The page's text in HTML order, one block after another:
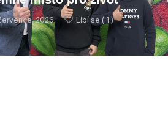
2026 Líbí se ( 1 )